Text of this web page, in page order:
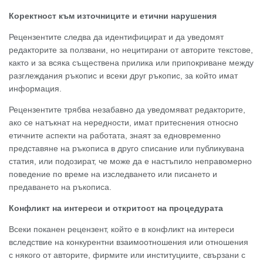
Коректност към източниците и етични нарушения
Рецензентите следва да идентифицират и да уведомят
редакторите за ползвани, но нецитирани от авторите текстове,
както и за всяка съществена прилика или припокриване между
разглеждания ръкопис и всеки друг ръкопис, за който имат
информация.
Рецензентите трябва незабавно да уведомяват редакторите,
ако се натъкнат на нередности, имат притеснения относно
етичните аспекти на работата, знаят за едновременно
представяне на ръкописа в друго списание или публикувана
статия, или подозират, че може да е настъпило неправомерно
поведение по време на изследването или писането и
предаването на ръкописа.
Конфликт на интереси и откритост на процедурата
Всеки поканен рецензент, който е в конфликт на интереси
вследствие на конкурентни взаимоотношения или отношения
с някого от авторите, фирмите или институциите, свързани с